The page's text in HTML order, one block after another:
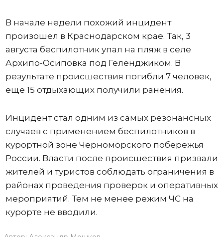
В начале недели похожий инцидент
произошел в Краснодарском крае. Так, 3
августа беспилотник упал на пляж в селе
Архипо-Осиповка под Геленджиком. В
результате происшествия погибли 7 человек,
еще 15 отдыхающих получили ранения.
Инцидент стал одним из самых резонансных
случаев с применением беспилотников в
курортной зоне Черноморского побережья
России. Власти после происшествия призвали
жителей и туристов соблюдать ограничения в
районах проведения проверок и оперативных
мероприятий. Тем не менее режим ЧС на
курорте не вводили.